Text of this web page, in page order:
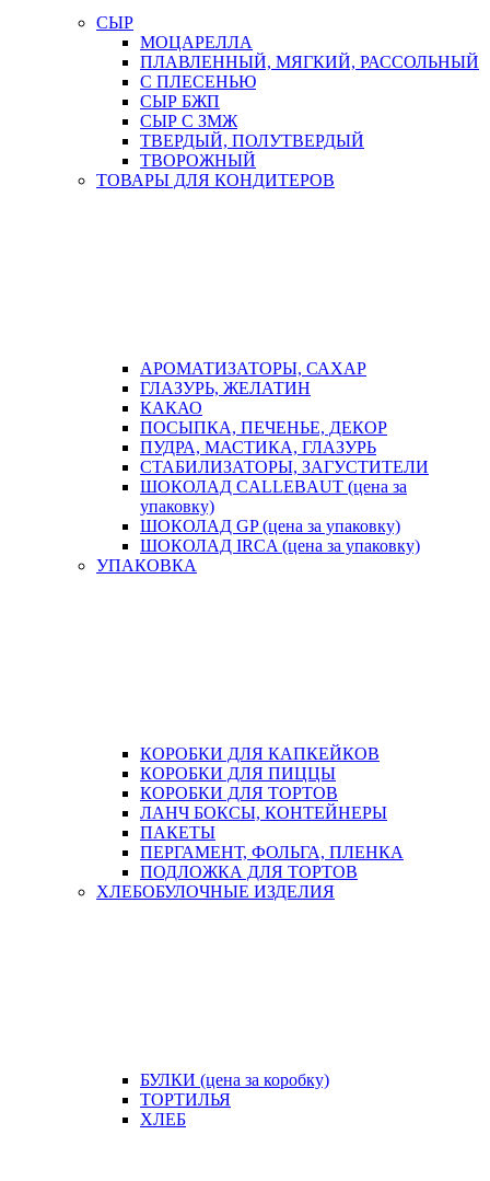
СЫР
МОЦАРЕЛЛА
ПЛАВЛЕННЫЙ, МЯГКИЙ, РАССОЛЬНЫЙ
С ПЛЕСЕНЬЮ
СЫР БЖП
СЫР С ЗМЖ
ТВЕРДЫЙ, ПОЛУТВЕРДЫЙ
ТВОРОЖНЫЙ
ТОВАРЫ ДЛЯ КОНДИТЕРОВ
АРОМАТИЗАТОРЫ, САХАР
ГЛАЗУРЬ, ЖЕЛАТИН
КАКАО
ПОСЫПКА, ПЕЧЕНЬЕ, ДЕКОР
ПУДРА, МАСТИКА, ГЛАЗУРЬ
СТАБИЛИЗАТОРЫ, ЗАГУСТИТЕЛИ
ШОКОЛАД CALLEBAUT (цена за
упаковку)
ШОКОЛАД GP (цена за упаковку)
ШОКОЛАД IRCA (цена за упаковку)
УПАКОВКА
КОРОБКИ ДЛЯ КАПКЕЙКОВ
КОРОБКИ ДЛЯ ПИЦЦЫ
КОРОБКИ ДЛЯ ТОРТОВ
ЛАНЧ БОКСЫ, КОНТЕЙНЕРЫ
ПАКЕТЫ
ПЕРГАМЕНТ, ФОЛЬГА, ПЛЕНКА
ПОДЛОЖКА ДЛЯ ТОРТОВ
ХЛЕБОБУЛОЧНЫЕ ИЗДЕЛИЯ
БУЛКИ (цена за коробку)
ТОРТИЛЬЯ
ХЛЕБ